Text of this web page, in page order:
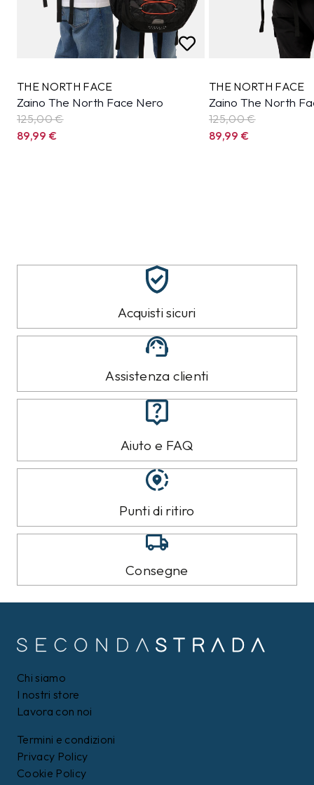
THE NORTH FACE
Zaino The North Face Nero
125,00 €
89,99€
THE NORTH FACE
Zaino The North
125,00 €
89,99€
Acquisti sicuri
Assistenza clienti
Aiuto e FAQ
Punti di ritiro
Consegne
Chi siamo
I nostri store
Lavora con noi
Termini e condizioni
Privacy Policy
Cookie Policy